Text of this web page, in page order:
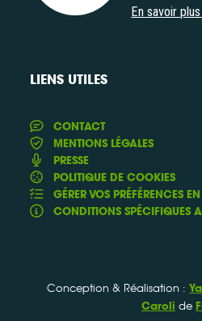
En savoir
LIENS UTILES
CONTACT
MENTIONS LÉGALES
PRESSE
POLITIQUE DE COOKIES
GÉRER VOS PRÉFÉRENCES
CONDITIONS SPÉCIFIQUES
Conception & Réalisation :
Caroli de